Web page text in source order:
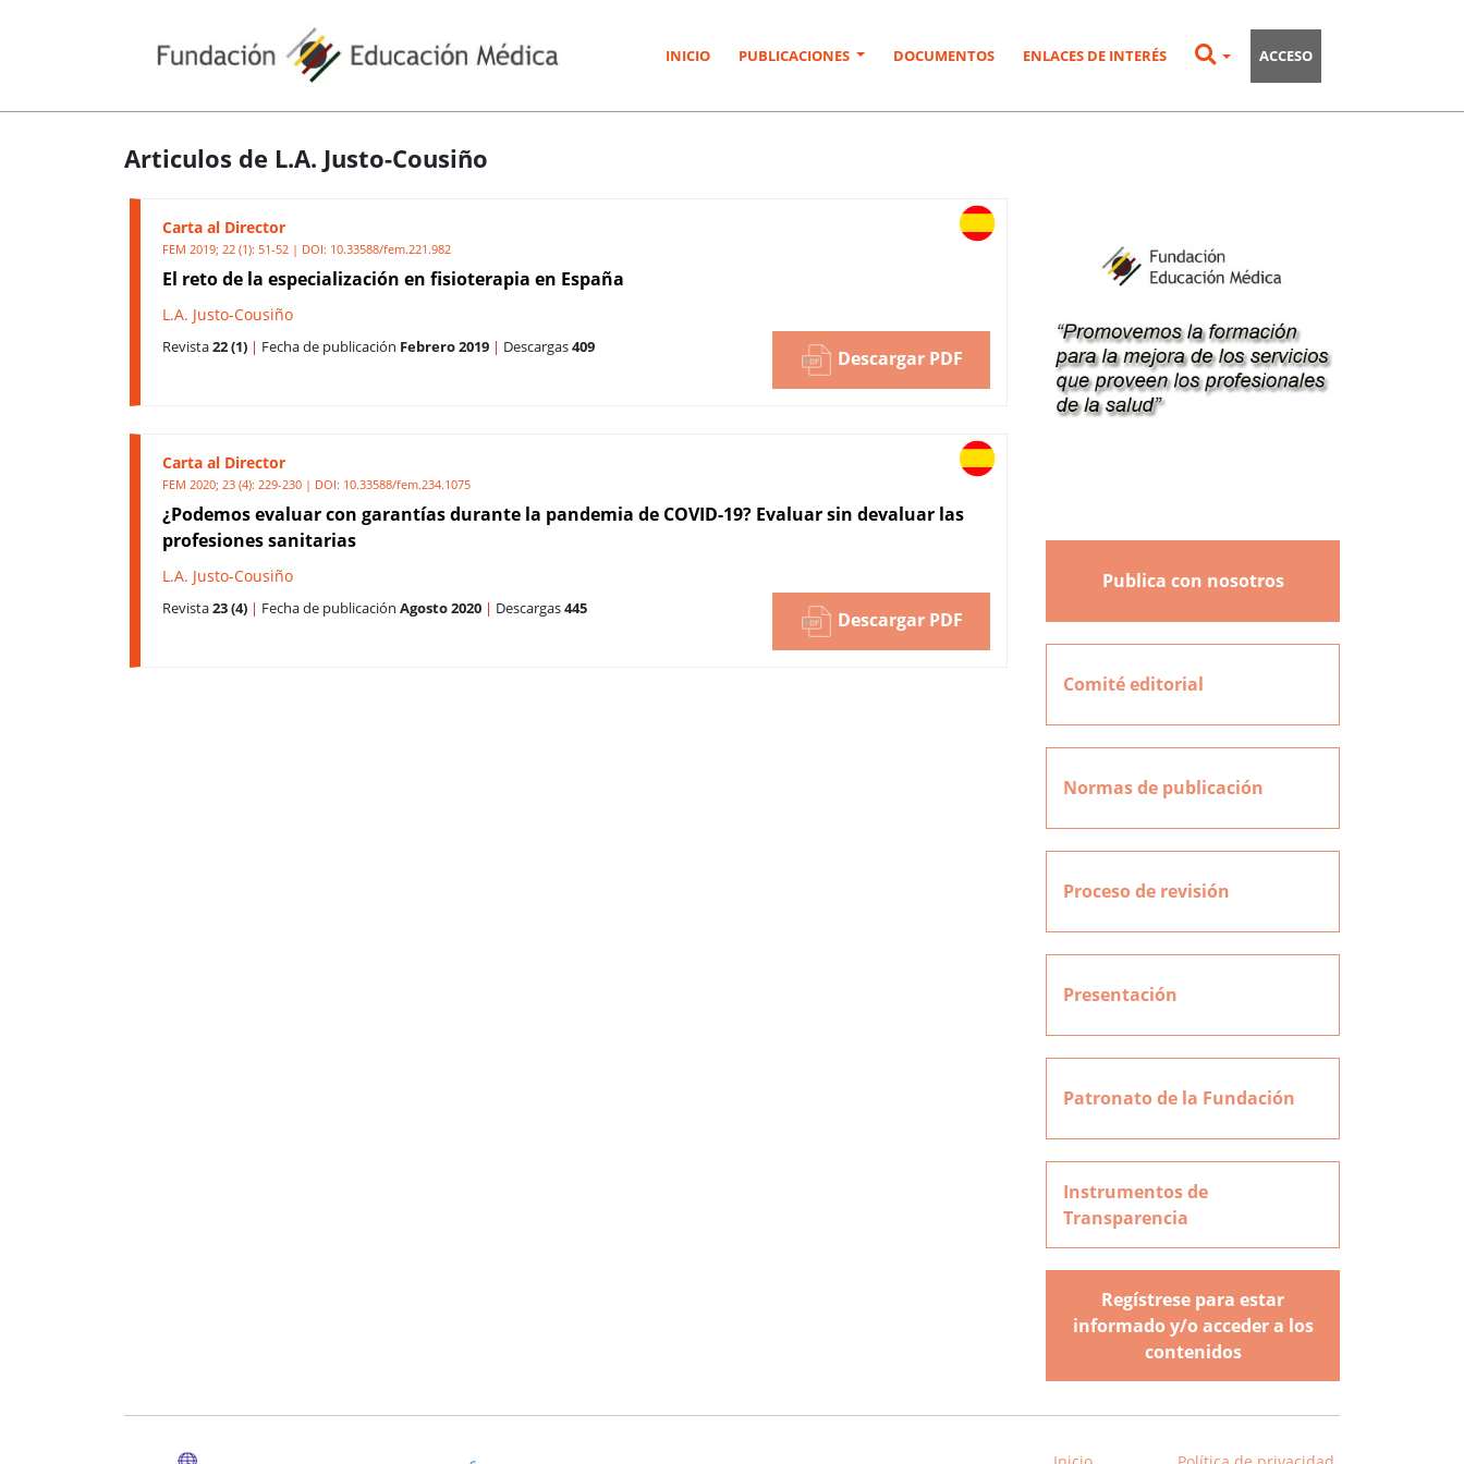
INICIO PUBLICACIONES DOCUMENTOS ENLACES DE INTERÉS ACCESO
Articulos de L.A. Justo-Cousiño
Carta al Director
FEM 2019; 22 (1): 51-52 | DOI: 10.33588/fem.221.982
El reto de la especialización en fisioterapia en España
L.A. Justo-Cousiño
Revista22 (1) | Fecha de publicación Febrero 2019 | Descargas409 Descargar PDF
Carta al Director
FEM 2020; 23 (4): 229-230 | DOI: 10.33588/fem.234.1075
¿Podemos evaluar con garantías durante la pandemia de COVID-19? Evaluar sin devaluar las
profesiones sanitarias
L.A. Justo-Cousiño
Revista23 (4) | Fecha de publicación Agosto 2020 | Descargas445 Descargar PDF
Publica con nosotros
Comité editorial
Normas de publicación
Proceso de revisión
Presentación
Patronato de la Fundación
Instrumentos de
Transparencia
Regístrese para estar
informado y/o acceder a los
contenidos